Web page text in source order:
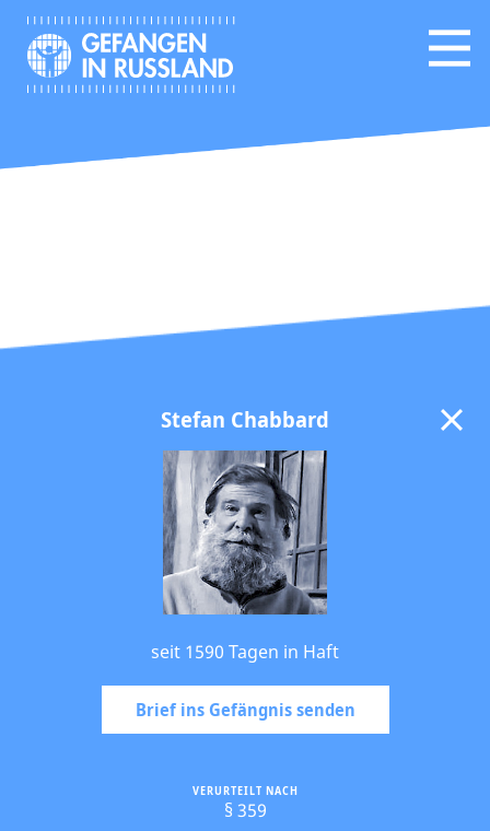
Stefan Chabbard
seit 1590 Tagen in Haft
Brief ins Gefängnis senden
VERURTEILT NACH
§ 359